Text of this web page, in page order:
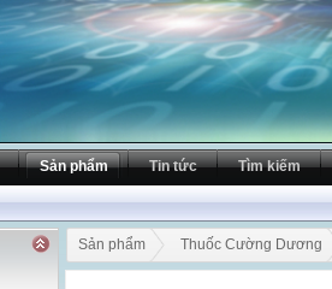
Sản phẩm Tin tức Tìm kiếm
Sản phẩm Thuốc Cường Dương